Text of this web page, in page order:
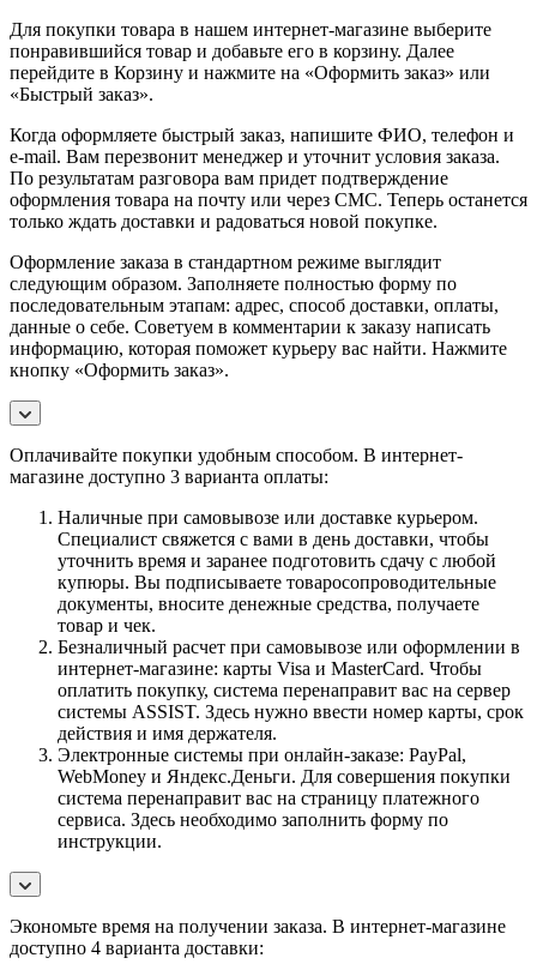
Для покупки товара в нашем интернет-магазине выберите
понравившийся товар и добавьте его в корзину. Далее
перейдите в Корзину и нажмите на «Оформить заказ» или
«Быстрый заказ».
Когда оформляете быстрый заказ, напишите ФИО, телефон и
e-mail. Вам перезвонит менеджер и уточнит условия заказа.
По результатам разговора вам придет подтверждение
оформления товара на почту или через СМС. Теперь останется
только ждать доставки и радоваться новой покупке.
Оформление заказа в стандартном режиме выглядит
следующим образом. Заполняете полностью форму по
последовательным этапам: адрес, способ доставки, оплаты,
данные о себе. Советуем в комментарии к заказу написать
информацию, которая поможет курьеру вас найти. Нажмите
кнопку «Оформить заказ».
Оплачивайте покупки удобным способом. В интернет-
магазине доступно 3 варианта оплаты:
Наличные при самовывозе или доставке курьером.
Специалист свяжется с вами в день доставки, чтобы
уточнить время и заранее подготовить сдачу с любой
купюры. Вы подписываете товаросопроводительные
документы, вносите денежные средства, получаете
товар и чек.
Безналичный расчет при самовывозе или оформлении в
интернет-магазине: карты Visa и MasterCard. Чтобы
оплатить покупку, система перенаправит вас на сервер
системы ASSIST. Здесь нужно ввести номер карты, срок
действия и имя держателя.
Электронные системы при онлайн-заказе: PayPal,
WebMoney и Яндекс.Деньги. Для совершения покупки
система перенаправит вас на страницу платежного
сервиса. Здесь необходимо заполнить форму по
инструкции.
Экономьте время на получении заказа. В интернет-магазине
доступно 4 варианта доставки: